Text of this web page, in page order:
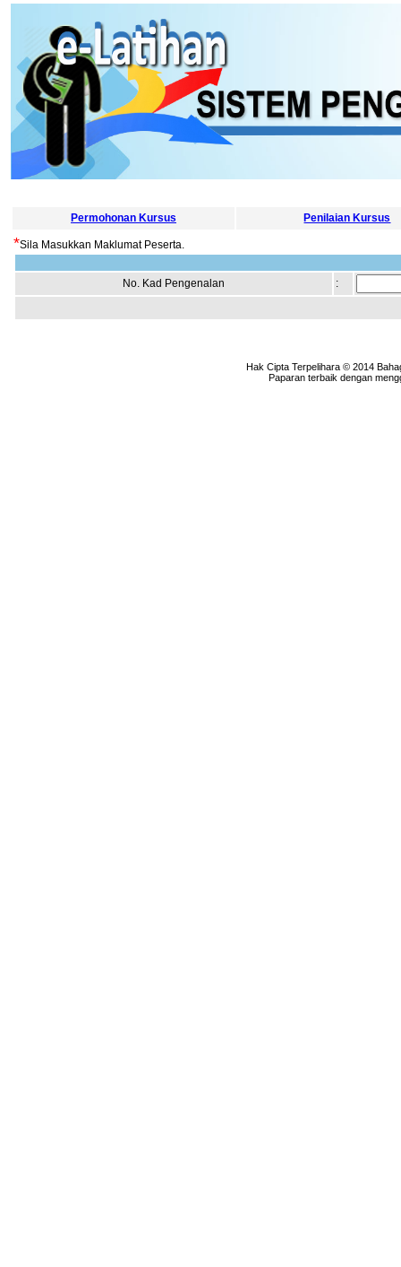
Permohonan Kursus Penilaian Kursus
*Sila Masukkan Maklumat Peserta.
No. Kad Pengenalan :
Hak Cipta Terpelihara © 2014
Paparan terbaik dengan